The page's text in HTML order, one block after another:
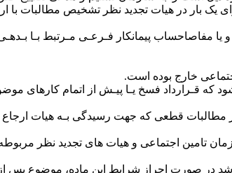
بار در هیات تجدید نظر تشخیص مطالبات با
که مرتبط با موضوع بدهی بوده و یا مفاصاحساب پیمانکار فـرعـی
قـرارداد فسخ یـا پیـش از اتمام کارهای
مطالبات قطعی که جهت رسیدگی بـه هیات
سازمان تامین اجتماعی و هیات های تجدید نظر
باشد در صورت احراز شرایط این ماده، موضوع